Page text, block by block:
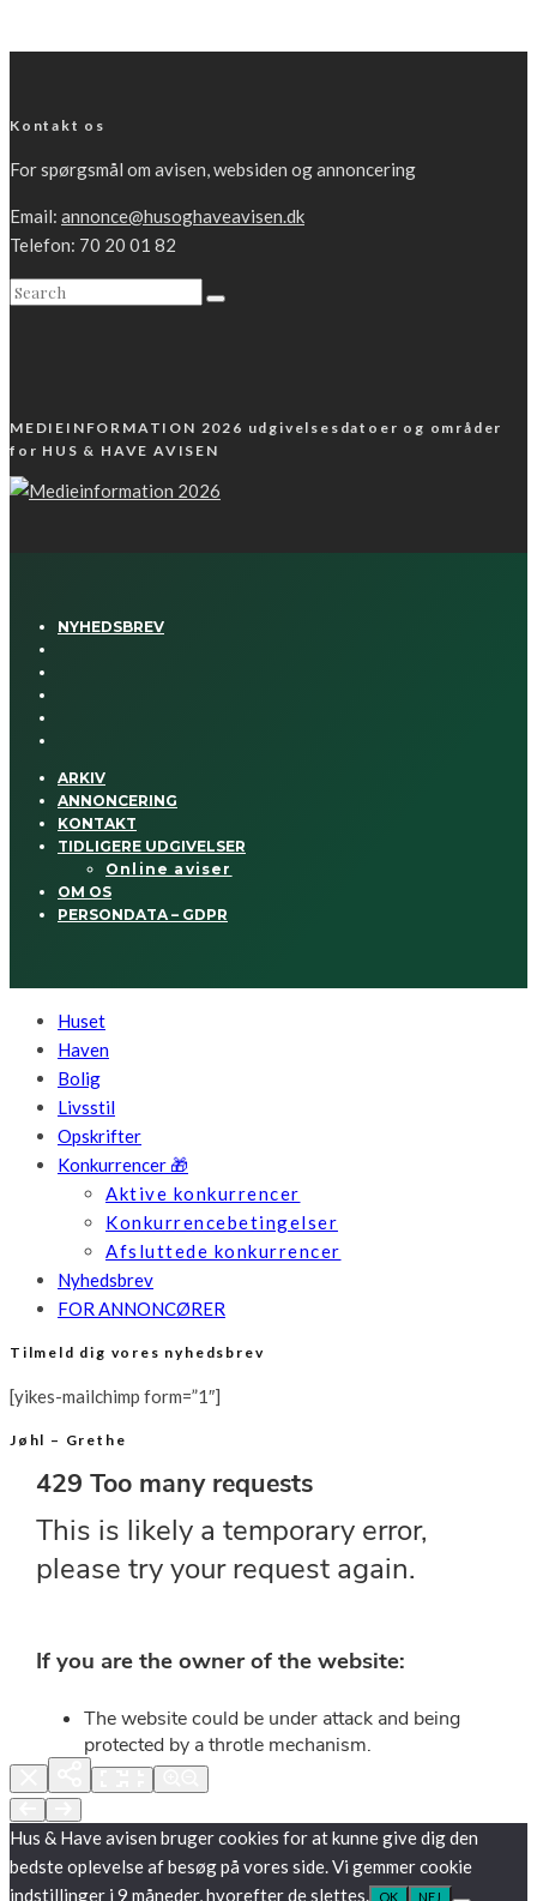
Kontakt os
For spørgsmål om avisen, websiden og annoncering
Email: annonce@husoghaveavisen.dk
Telefon: 70 20 01 82
MEDIEINFORMATION 2026 udgivelsesdatoer og områder
for HUS & HAVE AVISEN
NYHEDSBREV
ARKIV
ANNONCERING
KONTAKT
TIDLIGERE UDGIVELSER
Online aviser
OM OS
PERSONDATA – GDPR
Huset
Haven
Bolig
Livsstil
Opskrifter
Konkurrencer 🎁
Aktive konkurrencer
Konkurrencebetingelser
Afsluttede konkurrencer
Nyhedsbrev
FOR ANNONCØRER
Tilmeld dig vores nyhedsbrev
[yikes-mailchimp form=”1″]
Jøhl – Grethe
Hus & Have avisen bruger cookies for at kunne give dig den
bedste oplevelse af besøg på vores side. Vi gemmer cookie
indstillinger i 9 måneder, hvorefter de slettes.
OK NEJ